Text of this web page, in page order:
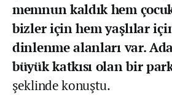
memnun kaldık hem
bizler için hem yaşlılar
dinlenme alanları var.
büyük katkısı olan bir
şeklinde konuştu.